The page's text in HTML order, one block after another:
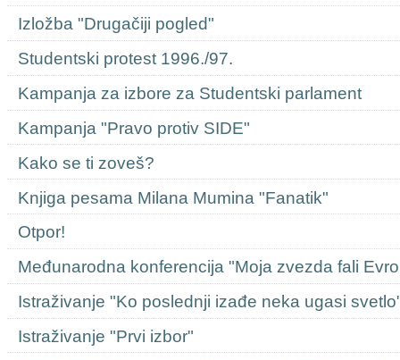
Izložba "Drugačiji pogled"
Studentski protest 1996./97.
Kampanja za izbore za Studentski parlament
Kampanja "Pravo protiv SIDE"
Kako se ti zoveš?
Knjiga pesama Milana Mumina "Fanatik"
Otpor!
Međunarodna konferencija "Moja zvezda fali
Istraživanje "Ko poslednji izađe neka ugasi
Istraživanje "Prvi izbor"